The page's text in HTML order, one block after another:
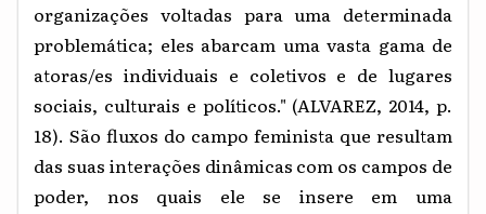
organizações voltadas para uma determinada
problemática; eles abarcam uma vasta gama de
atoras/es individuais e coletivos e de lugares
sociais, culturais e políticos." (ALVAREZ, 2014, p.
18). São fluxos do campo feminista que resultam
das suas interações dinâmicas com os campos de
poder, nos quais ele se insere em uma